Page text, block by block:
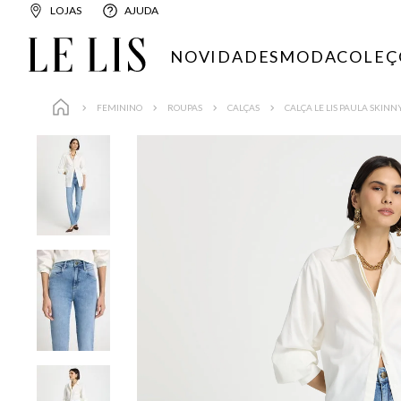
LOJAS AJUDA
NOVIDADESMODA
FEMININO ROUPAS CALÇAS CALÇA LE LIS PAULA